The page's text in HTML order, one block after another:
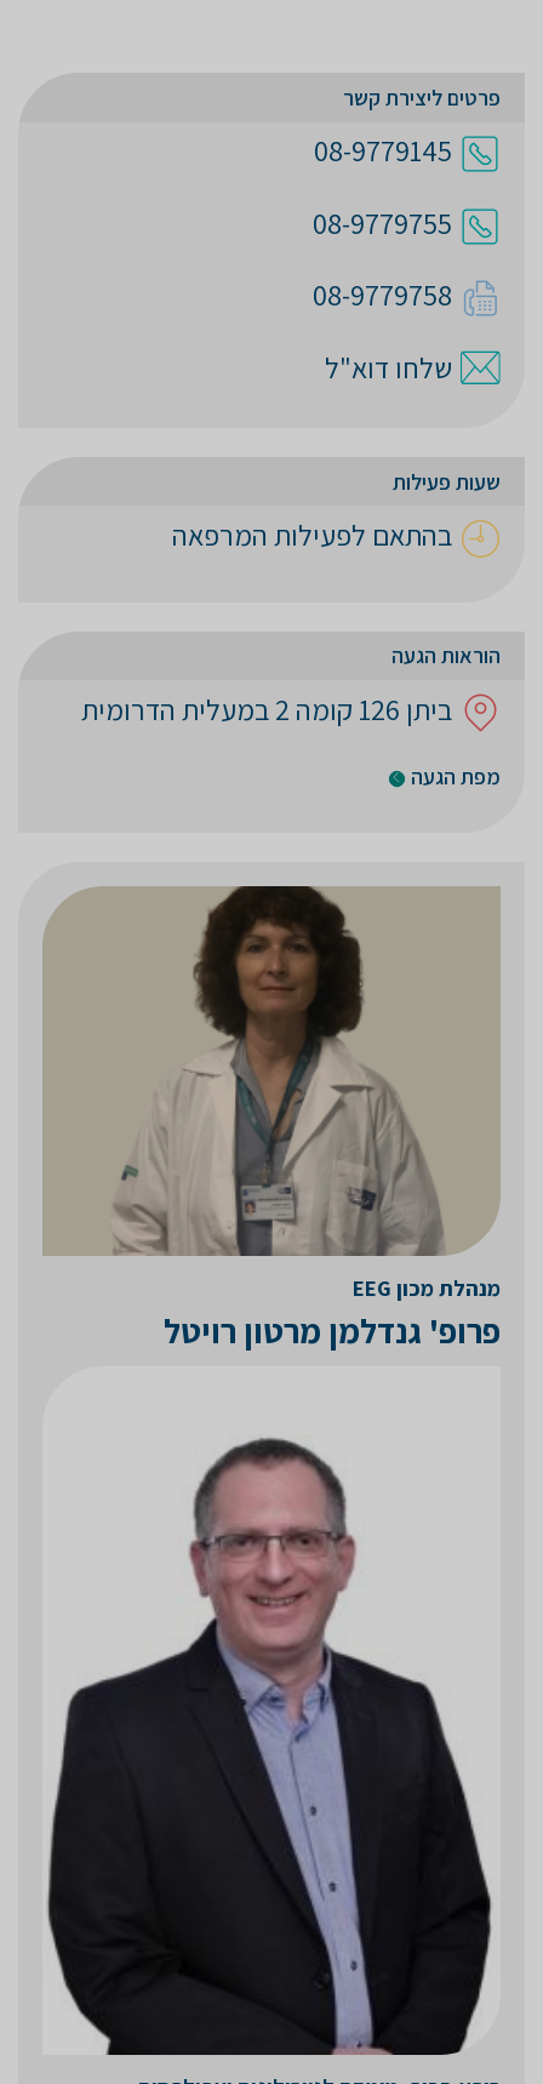
פרטים ליצירת קשר
08-9779145
08-9779755
08-9779758
שלחו דוא"ל
שעות פעילות
בהתאם לפעילות המרפאה
הוראות הגעה
ביתן 126 קומה 2 במעלית הדרומית
מפת הגעה
מנהלת מכון EEG
פרופ' גנדלמן מרטון רויטל